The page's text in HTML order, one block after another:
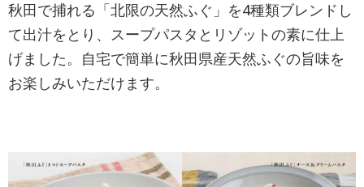
秋田で捕れる「北限の天然ふぐ」を4種類ブレンドし
て出汁をとり、スープパスタとリゾットの素に仕上
げました。自宅で簡単に秋田県産天然ふぐの旨味を
お楽しみいただけます。